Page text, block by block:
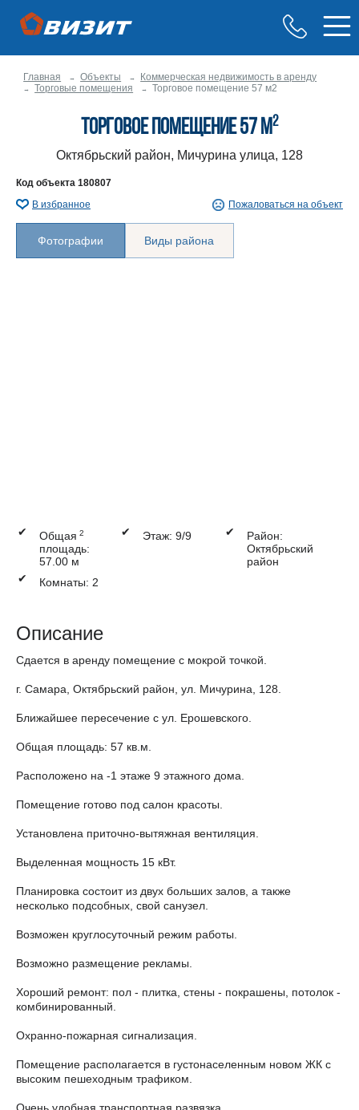
Главная Объекты
Коммерческая недвижимость в аренду
Торговые помещения
Торговое помещение 57 м2
Торговое помещение 57 м2
Октябрьский район, Мичурина улица, 128
Код объекта 180807
В избранное
Пожаловаться на объект
Фотографии Виды района
✔
Общая
площадь:
57.00 м
2 ✔ Этаж: 9/9 ✔
Район:
Октябрьский
район
✔
Комнаты: 2
Описание
Сдается в аренду помещение с мокрой точкой.
г. Самара, Октябрьский район, ул. Мичурина, 128.
Ближайшее пересечение с ул. Ерошевского.
Общая площадь: 57 кв.м.
Расположено на -1 этаже 9 этажного дома.
Помещение готово под салон красоты.
Установлена приточно-вытяжная вентиляция.
Выделенная мощность 15 кВт.
Планировка состоит из двух больших залов, а также
несколько подсобных, свой санузел.
Возможен круглосуточный режим работы.
Возможно размещение рекламы.
Хороший ремонт: пол - плитка, стены - покрашены, потолок -
комбинированный.
Охранно-пожарная сигнализация.
Помещение располагается в густонаселенным новом ЖК с
высоким пешеходным трафиком.